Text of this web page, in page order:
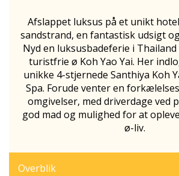
Afslappet luksus på et unikt
sandstrand, en fantastisk udsigt
Nyd en luksusbadeferie i
turistfrie ø Koh Yao Yai. Her
unikke 4-stjernede Santhiya Koh
Spa. Forude venter en
omgivelser, med driverdage ved
god mad og mulighed for at
ø-liv.
Overblik